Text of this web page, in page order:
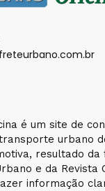
é um site de
urbano
resultado da
e da Revista
informação